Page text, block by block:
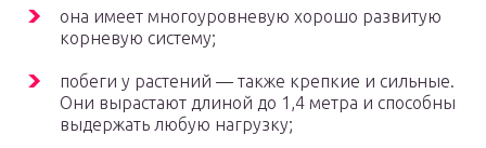
она имеет многоуровневую хорошо развитую
корневую систему;
побеги у растений — также крепкие и сильные.
Они вырастают длиной до 1,4 метра и способны
выдержать любую нагрузку;